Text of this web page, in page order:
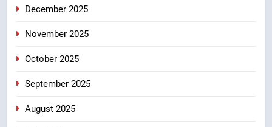
December 2025
November 2025
October 2025
September 2025
August 2025